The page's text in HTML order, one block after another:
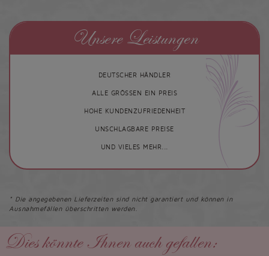
Unsere Leistungen
DEUTSCHER HÄNDLER
ALLE GRÖSSEN EIN PREIS
HOHE KUNDENZUFRIEDENHEIT
UNSCHLAGBARE PREISE
UND VIELES MEHR...
* Die angegebenen Lieferzeiten sind nicht garantiert und können in
Ausnahmefällen überschritten werden.
Dies könnte Ihnen auch gefallen: